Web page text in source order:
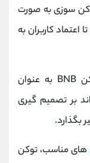
سوزی به صورت
کاربران به
ارزش توکن BNB به عنوان
بر تصمیم‌ گیری‌
بگذارد.
های مناسب، توکن